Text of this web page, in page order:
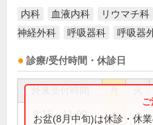
内科 血液内科 リウマチ科
神経外科
呼吸器科 呼吸器
診療/受付時間・休診日
8:15～11:00 ● ●
お盆(8月中旬)は休診・休